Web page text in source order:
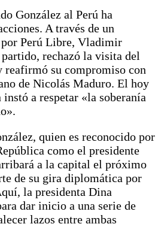
González al Perú ha
A través de un
Perú Libre, Vladimir
rechazó la visita del
su compromiso con
de Nicolás Maduro. El hoy
a respetar «la soberanía
quien es reconocido por
como el presidente
a la capital el próximo
de su gira diplomática por
la presidenta Dina
dar inicio a una serie de
lazos entre ambas